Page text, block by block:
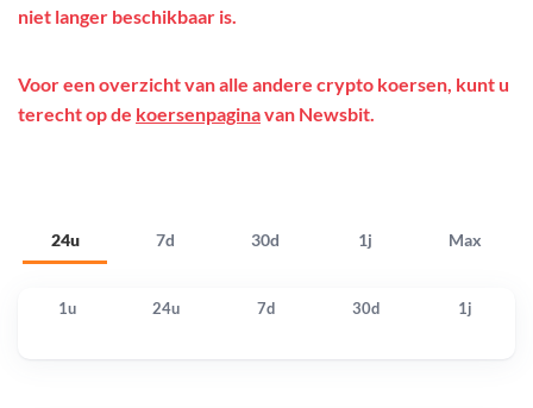
24u 7d 30d 1j Max
niet langer beschikbaar is.
Voor een overzicht van alle andere crypto koersen, kunt u
terecht op de koersenpaginavan Newsbit.
1u 24u 7d 30d 1j